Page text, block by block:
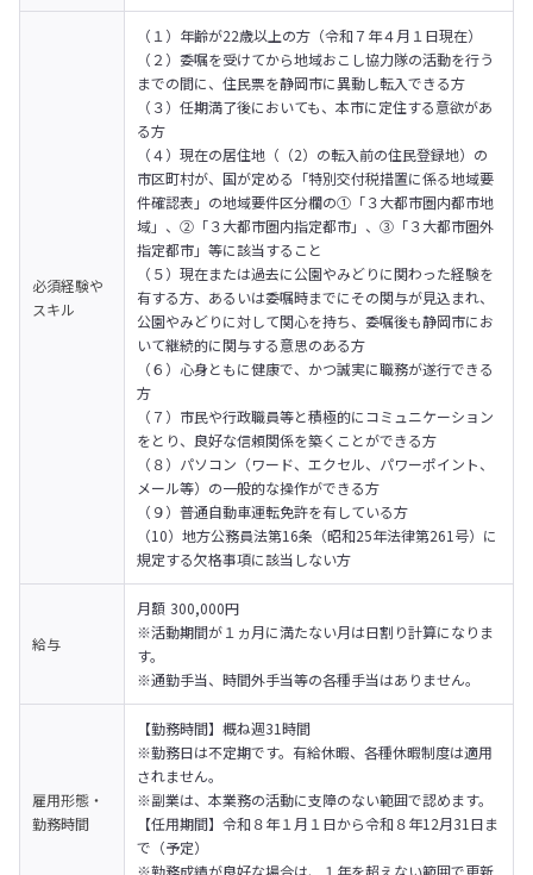
必須経験や
スキル
（１）年齢が22歳以上の方（令和７年４月１日現在）
（２）委嘱を受けてから地域おこし協力隊の活動を行う
までの間に、住民票を静岡市に異動し転入できる方
（３）任期満了後においても、本市に定住する意欲があ
る方
（４）現在の居住地（（2）の転入前の住民登録地）の
市区町村が、国が定める「特別交付税措置に係る地域要
件確認表」の地域要件区分欄の①「３大都市圏内都市地
域」、②「３大都市圏内指定都市」、③「３大都市圏外
指定都市」等に該当すること
（５）現在または過去に公園やみどりに関わった経験を
有する方、あるいは委嘱時までにその関与が見込まれ、
公園やみどりに対して関心を持ち、委嘱後も静岡市にお
いて継続的に関与する意思のある方
（６）心身ともに健康で、かつ誠実に職務が遂行できる
方
（７）市民や行政職員等と積極的にコミュニケーション
をとり、良好な信頼関係を築くことができる方
（８）パソコン（ワード、エクセル、パワーポイント、
メール等）の一般的な操作ができる方
（９）普通自動車運転免許を有している方
（10）地方公務員法第16条（昭和25年法律第261号）に
規定する欠格事項に該当しない方
給与
月額 300,000円
※活動期間が１ヵ月に満たない月は日割り計算になりま
す。
※通勤手当、時間外手当等の各種手当はありません。
雇用形態・
勤務時間
【勤務時間】概ね週31時間
※勤務日は不定期です。有給休暇、各種休暇制度は適用
されません。
※副業は、本業務の活動に支障のない範囲で認めます。
【任用期間】令和８年１月１日から令和８年12月31日ま
で（予定）
※勤務成績が良好な場合は、１年を超えない範囲で更新